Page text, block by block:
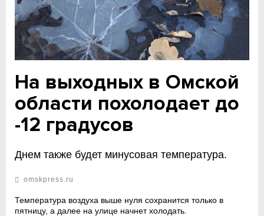
На выходных в Омской
области похолодает до
-12 градусов
Днем также будет минусовая температура.
omskpress.ru
Температура воздуха выше нуля сохранится только в
пятницу, а далее на улице начнет холодать.